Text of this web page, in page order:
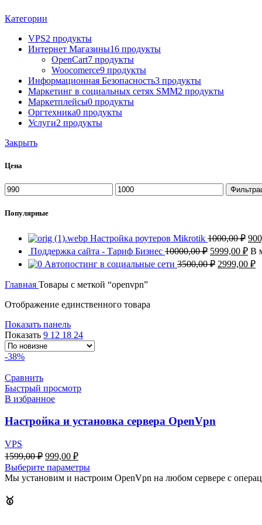
Категории
VPS2 продукты
Интернет Магазины16 продукты
OpenCart7 продукты
Woocomerce9 продукты
Информационная Безопасность3 продукты
Маркетинг в социальных сетях SMM2 продукты
Маркетплейсы0 продукты
Оргтехника0 продукты
Услуги2 продукты
Закрыть
Цена
Минимальная
цена
Максимальная
цена
Популярные
Настройка роутеров Mikrotik 1000,00₽
цена
Поддержка сайта - Тариф Бизнес 10000,00₽
цена
составляла
5999,00 ₽ В
Автопостинг в социальные сети 3500,00₽ 2999,00 ₽
Главная Товары с меткой “openvpn”
Отображение единственного товара
Показать панель
Показать 9 12 18 24
-38%
Сравнить
Быстрый просмотр
В избранное
Настройка и установка сервера OpenVpn
VPS
1599,00₽ Первоначальная
цена
составляла
999,00 ₽Текущая
цена:
999,00 ₽.
Выберите параметры
Мы установим и настроим OpenVpn на любом сервере с
🥇